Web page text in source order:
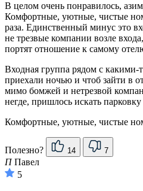
В целом очень понравилось,
Комфортные, уютные, чистые
раза. Единственный минус это
не трезвые компании возле
портят отношение к самому
Входная группа рядом с
приехали ночью и чтоб зайти в
мимо бомжей и нетрезвой
негде, пришлось искать
Комфортные, уютные, чистые
Полезно? 14 7
ППавел
5